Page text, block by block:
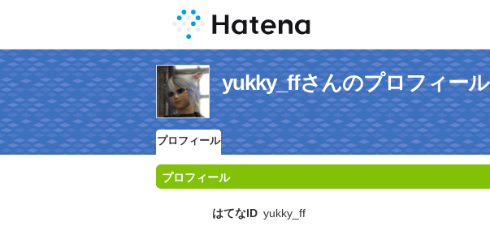
yukky_ffさんのプロフィール
プロフィール
プロフィール
はてなID yukky_ff